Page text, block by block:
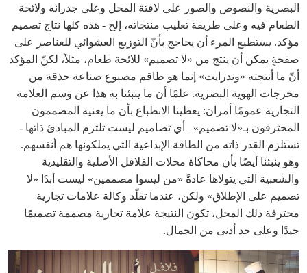
البصرية والنصوص والصور على لافتة المحل وعلى جدرانه ولائحة
الطعام فيه وعلى طريقة تعليب منتجاته، إلخ - هذه كلها نتاج تصميم
مؤكد. يستطيع المرء أن يحاجج بأنّ التوزيع العشوائي للعناصر على
صفحةٍ يمكن أن ينتج من «لا تصميم» للائحة طعام، مثلاً، لكنّ المؤكد
أنّ ما أنتجته «وندرايت» إنما هو طاقم مصنوع صناعة حذقة من
مخرجات الهوية البصرية. علمًا أن ما ينبئنا به هذا عن وسم العلامة
التجارية عمومًا أمران: يعطينا الانطباع بأن ما يعنيه المصممون
المحترفون بـ«لا تصميم»– أي تصاميم ليست تلتزم المبادئ ذاتها -
تستلزم القدر ذاته من الطاقة الإبداعية التي يملكونها هم أنفسهم.
وهو ينبئنا أيضًا بأن محاكاة محلات الفلافل الأصلية والتقليدية
والشعبية التي يتولاها عادةً «من ليسوا مصممين» ليست أبدًا «لا
تصميم على الإطلاق» ولكن، عندما تقلّد وكالة علامات تجارية
محترفة ذلك المحل، تكون النتيجة علامة تجارية مصممة تصميمًا
جيدًا وعلى حد أدنى من الجمال.
bid33_p.123_1.jpeg